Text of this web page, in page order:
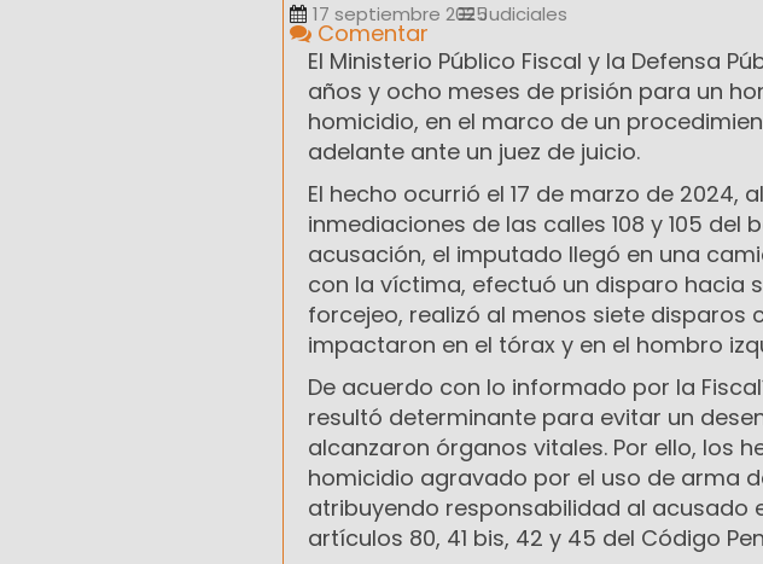
17 septiembre 2025Judiciales
Comentar
El Ministerio Público Fiscal y la Defensa
años y ocho meses de prisión para un
homicidio, en el marco de un
adelante ante un juez de juicio.
El hecho ocurrió el 17 de marzo de 2024,
inmediaciones de las calles 108 y 105 del
acusación, el imputado llegó en una
con la víctima, efectuó un disparo hacia
forcejeo, realizó al menos siete disparos
impactaron en el tórax y en el hombro
De acuerdo con lo informado por la
resultó determinante para evitar un
alcanzaron órganos vitales. Por ello, los
homicidio agravado por el uso de arma
atribuyendo responsabilidad al
artículos 80, 41 bis, 42 y 45 del Código